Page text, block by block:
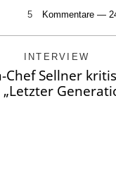
5 Kommentare —
INTERVIEW
Sellner